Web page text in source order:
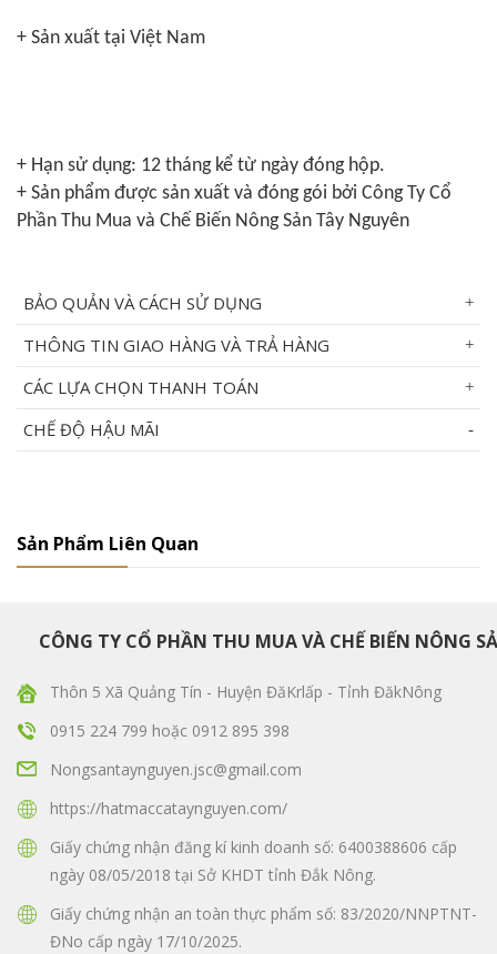
+ Sản xuất tại Việt Nam
+ Hạn sử dụng: 12 tháng kể từ ngày đóng hộp.
+ Sản phẩm được sản xuất và đóng gói bởi Công Ty Cổ
Phần Thu Mua và Chế Biến Nông Sản Tây Nguyên
BẢO QUẢN VÀ CÁCH SỬ DỤNG
THÔNG TIN GIAO HÀNG VÀ TRẢ HÀNG
CÁC LỰA CHỌN THANH TOÁN
CHẾ ĐỘ HẬU MÃI
Sản Phẩm Liên Quan
CÔNG TY CỔ PHẦN THU MUA VÀ CHẾ BIẾN NÔNG
Thôn 5 Xã Quảng Tín - Huyện ĐăKrlấp - Tỉnh ĐăkNông
0915 224 799 hoặc 0912 895 398
Nongsantaynguyen.jsc@gmail.com
https://hatmaccataynguyen.com/
Giấy chứng nhận đăng kí kinh doanh số: 6400388606 cấp
ngày 08/05/2018 tại Sở KHDT tỉnh Đắk Nông.
Giấy chứng nhận an toàn thực phẩm số: 83/2020/NNPTNT-
ĐNo cấp ngày 17/10/2025.